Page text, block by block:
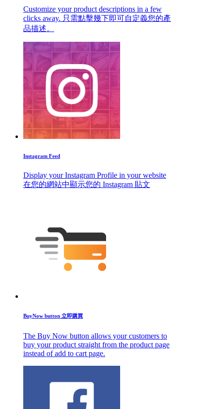
Customize your product descriptions in a few
clicks away. 只需點擊幾下即可自定義您的產
品描述。
Instagram Feed
Display your Instagram Profile in your website
在您的網站中顯示您的 Instagram 貼文
BuyNow button 立即購買
The Buy Now button allows your customers to
buy your product straight from the product page
instead of add to cart page.